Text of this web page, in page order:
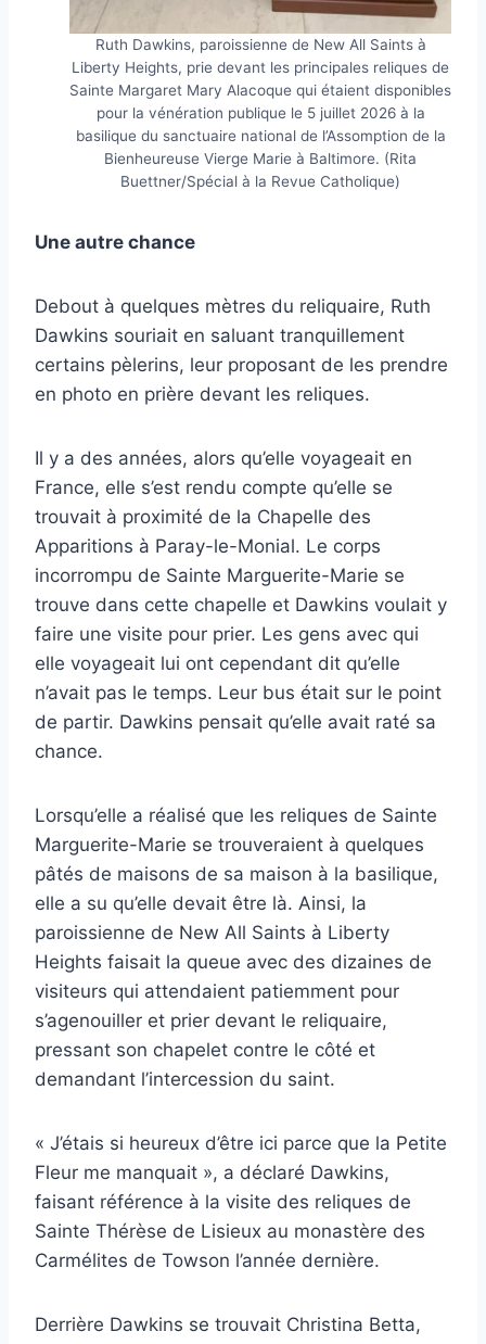
Ruth Dawkins, paroissienne de New All Saints à
Liberty Heights, prie devant les principales reliques de
Sainte Margaret Mary Alacoque qui étaient disponibles
pour la vénération publique le 5 juillet 2026 à la
basilique du sanctuaire national de l’Assomption de la
Bienheureuse Vierge Marie à Baltimore. (Rita
Buettner/Spécial à la Revue Catholique)
Une autre chance
Debout à quelques mètres du reliquaire, Ruth
Dawkins souriait en saluant tranquillement
certains pèlerins, leur proposant de les prendre
en photo en prière devant les reliques.
Il y a des années, alors qu’elle voyageait en
France, elle s’est rendu compte qu’elle se
trouvait à proximité de la Chapelle des
Apparitions à Paray-le-Monial. Le corps
incorrompu de Sainte Marguerite-Marie se
trouve dans cette chapelle et Dawkins voulait y
faire une visite pour prier. Les gens avec qui
elle voyageait lui ont cependant dit qu’elle
n’avait pas le temps. Leur bus était sur le point
de partir. Dawkins pensait qu’elle avait raté sa
chance.
Lorsqu’elle a réalisé que les reliques de Sainte
Marguerite-Marie se trouveraient à quelques
pâtés de maisons de sa maison à la basilique,
elle a su qu’elle devait être là. Ainsi, la
paroissienne de New All Saints à Liberty
Heights faisait la queue avec des dizaines de
visiteurs qui attendaient patiemment pour
s’agenouiller et prier devant le reliquaire,
pressant son chapelet contre le côté et
demandant l’intercession du saint.
« J’étais si heureux d’être ici parce que la Petite
Fleur me manquait », a déclaré Dawkins,
faisant référence à la visite des reliques de
Sainte Thérèse de Lisieux au monastère des
Carmélites de Towson l’année dernière.
Derrière Dawkins se trouvait Christina Betta,